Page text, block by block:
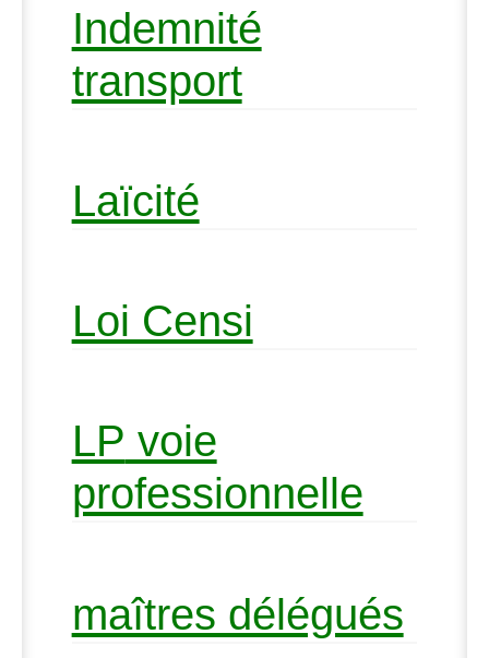
Indemnité
transport
Laïcité
Loi Censi
LP voie
professionnelle
maîtres délégués